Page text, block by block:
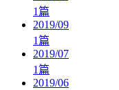
1篇
2019/09
1篇
2019/07
1篇
2019/06